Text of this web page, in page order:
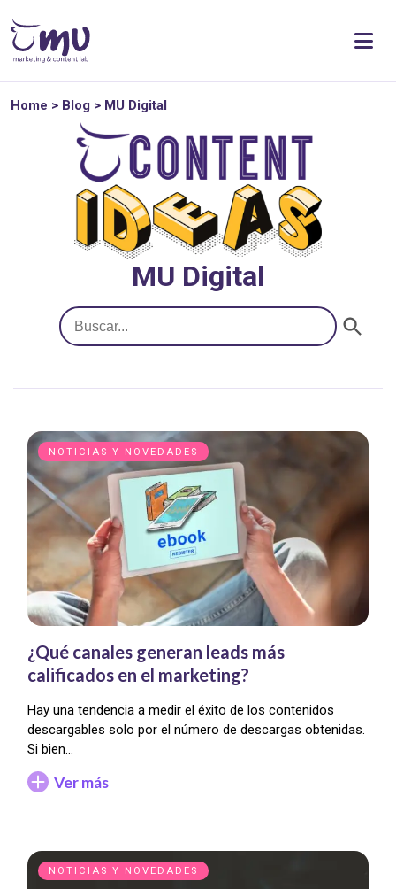
Home > Blog > MU Digital
MU Digital
Buscar:
NOTICIAS Y NOVEDADES
¿Qué canales generan leads más
calificados en el marketing?
Hay una tendencia a medir el éxito de los contenidos
descargables solo por el número de descargas obtenidas.
Si bien…
Ver más
NOTICIAS Y NOVEDADES